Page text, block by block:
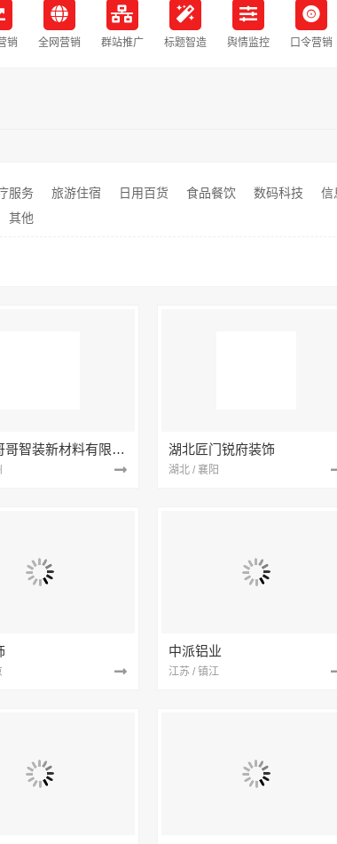
销 全网营销 群站推广 标题智造 舆情监控 口令营销
服务 旅游住宿 日用百货 食品餐饮 数码科技 信
其他
苏州兔哥哥智装新材料有限公司 湖北匠门锐府装饰
湖北 / 襄阳
中派铝业
江苏 / 镇江